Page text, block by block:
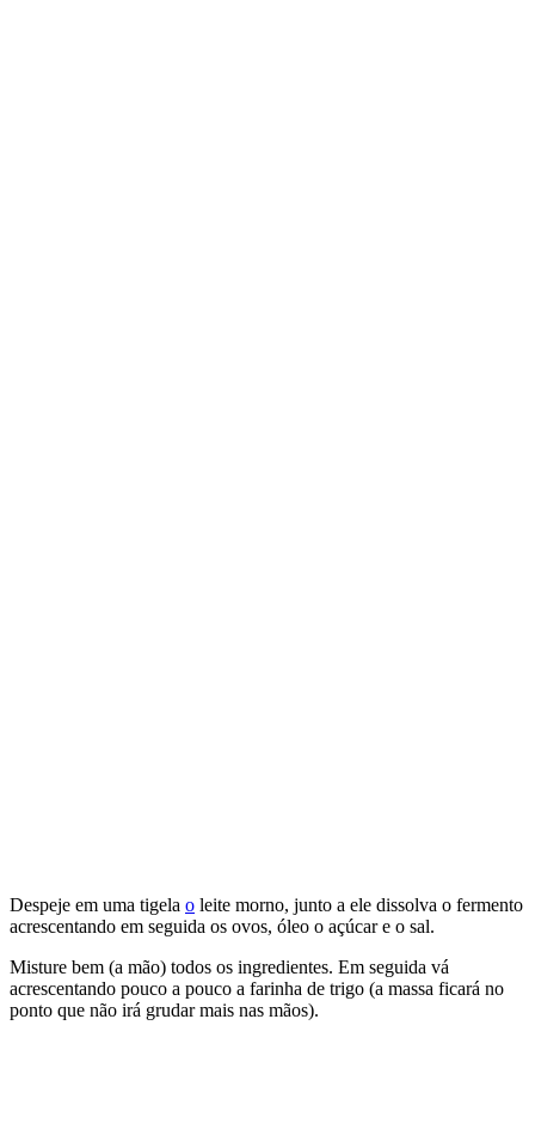
Despeje em uma tigela o leite morno, junto a ele dissolva o fermento
acrescentando em seguida os ovos, óleo o açúcar e o sal.
Misture bem (a mão) todos os ingredientes. Em seguida vá
acrescentando pouco a pouco a farinha de trigo (a massa ficará no
ponto que não irá grudar mais nas mãos).